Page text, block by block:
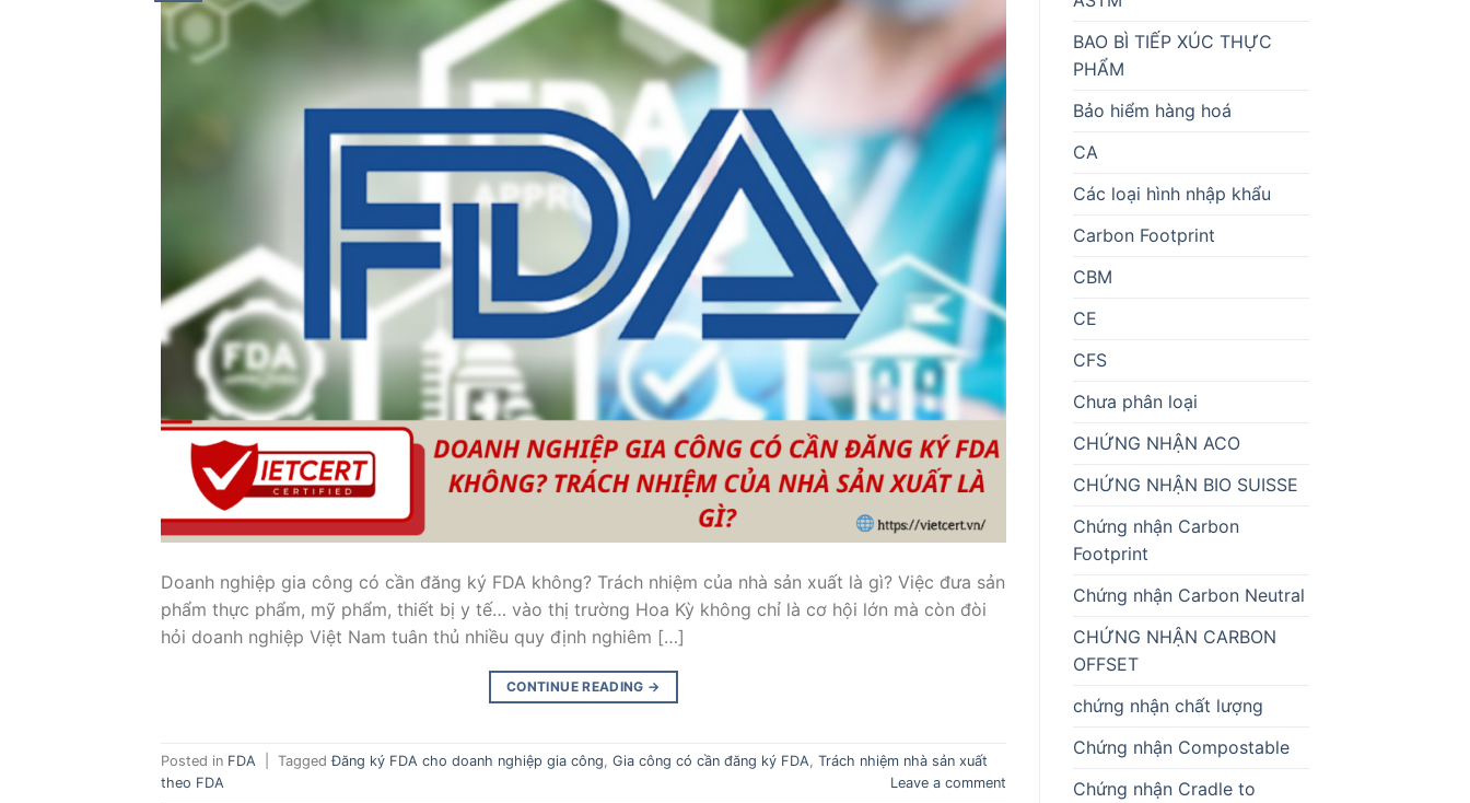
Doanh nghiệp gia công có cần đăng ký FDA không? Trách nhiệm của nhà sản xuất là gì? Việc đưa sản
phẩm thực phẩm, mỹ phẩm, thiết bị y tế… vào thị trường Hoa Kỳ không chỉ là cơ hội lớn mà còn đòi
hỏi doanh nghiệp Việt Nam tuân thủ nhiều quy định nghiêm […]
CONTINUE READING →
Posted in FDA TaggedĐăng ký FDA cho doanh nghiệp gia công, Gia công có cần đăng ký FDA, Trách nhiệm nhà sản xuất
theo FDA
Leave a comment
BAO BÌ TIẾP XÚC THỰC
PHẨM
Bảo hiểm hàng hoá
CA
Các loại hình nhập khẩu
Carbon Footprint
CBM
CE
CFS
Chưa phân loại
CHỨNG NHẬN ACO
CHỨNG NHẬN BIO SUISSE
Chứng nhận Carbon
Footprint
Chứng nhận Carbon Neutral
CHỨNG NHẬN CARBON
OFFSET
chứng nhận chất lượng
Chứng nhận Compostable
Chứng nhận Cradle to